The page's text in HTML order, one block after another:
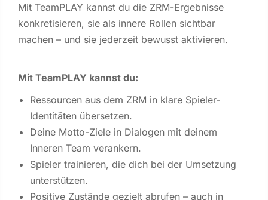
Mit TeamPLAY kannst du die ZRM-Ergebnisse
konkretisieren, sie als innere Rollen sichtbar
machen – und sie jederzeit bewusst aktivieren.
Mit TeamPLAY kannst du:
Ressourcen aus dem ZRM in klare Spieler-
Identitäten übersetzen.
Deine Motto-Ziele in Dialogen mit deinem
Inneren Team verankern.
Spieler trainieren, die dich bei der Umsetzung
unterstützen.
Positive Zustände gezielt abrufen – auch in